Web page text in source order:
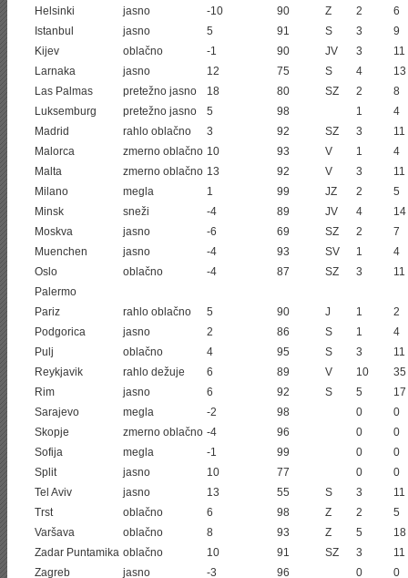
Helsinki
jasno -10 90 Z 2
6
Istanbul
jasno 5 91 S 3
9
Kijev
oblačno -1 90 JV 3
11
Larnaka
jasno 12 75 S 4
13
Las Palmas
pretežno jasno 18 80 SZ 2
8
Luksemburg
pretežno jasno 5 98 1
4
Madrid
rahlo oblačno 3 92 SZ 3
11
Malorca
zmerno oblačno 10 93 V 1
4
Malta
zmerno oblačno 13 92 V 3
11
Milano
megla 1 99 JZ 2
5
Minsk
sneži -4 89 JV 4
14
Moskva
jasno -6 69 SZ 2
7
Muenchen
jasno -4 93 SV 1
4
Oslo
oblačno -4 87 SZ 3
11
Palermo
Pariz
rahlo oblačno 5 90 J 1
2
Podgorica
jasno 2 86 S 1
4
Pulj
oblačno 4 95 S 3
11
Reykjavik
rahlo dežuje 6 89 V 10
35
Rim
jasno 6 92 S 5
17
Sarajevo
megla -2 98 0
0
Skopje
zmerno oblačno -4 96 0
0
Sofija
megla -1 99 0
0
Split
jasno 10 77 0
0
Tel Aviv
jasno 13 55 S 3
11
Trst
oblačno 6 98 Z 2
5
Varšava
oblačno 8 93 Z 5
18
Zadar Puntamika oblačno 10 91 SZ 3
11
Zagreb
jasno -3 96 0
0